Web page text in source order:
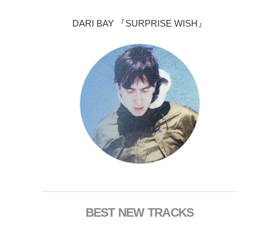
DARI BAY 『SURPRISE WISH』
BEST NEW TRACKS